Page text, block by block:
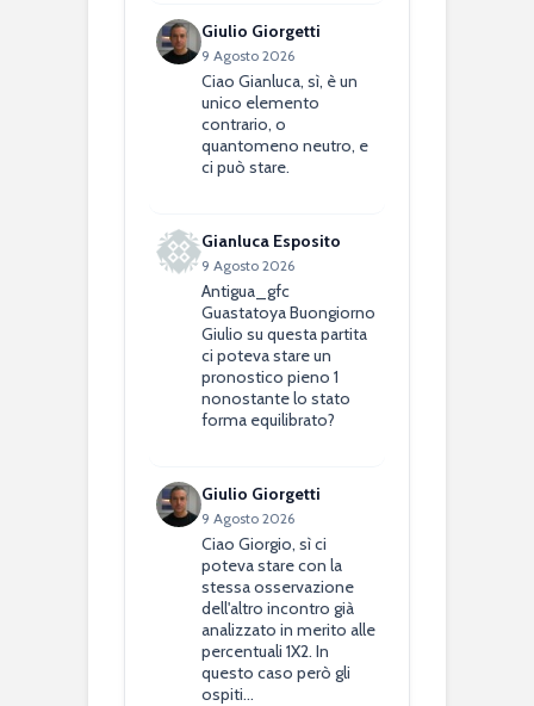
Giulio Giorgetti
9 Agosto 2026
Ciao Gianluca, sì, è un
unico elemento
contrario, o
quantomeno neutro, e
ci può stare.
Gianluca Esposito
9 Agosto 2026
Antigua_gfc
Guastatoya Buongiorno
Giulio su questa partita
ci poteva stare un
pronostico pieno 1
nonostante lo stato
forma equilibrato?
Giulio Giorgetti
9 Agosto 2026
Ciao Giorgio, sì ci
poteva stare con la
stessa osservazione
dell'altro incontro già
analizzato in merito alle
percentuali 1X2. In
questo caso però gli
ospiti…